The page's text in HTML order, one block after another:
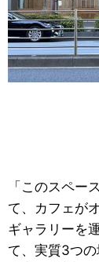
「このスペ
て、カフェが
ギャラリーを
て、実質3つ